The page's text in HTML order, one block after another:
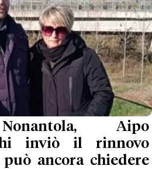
Aipo
inviò il rinnovo
ancora chiedere